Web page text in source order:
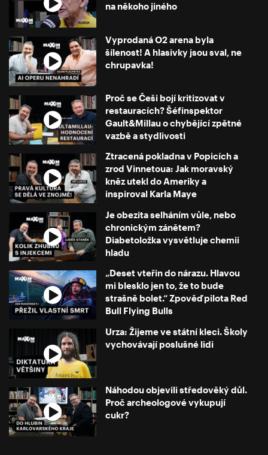
na někoho jiného
Vyprodaná O2 arena byla
šílenost! A hlasivky jsou sval, ne
chrupavka!
Proč se Češi bojí kritizovat v
restauracích? Šéfinspektor
Gault&Millau o chybějící zpětné
vazbě a stydlivosti
Ztracená pokladna v Popicích a
zrod Vinnetoua: Jak moravský
kněz utekl do Ameriky a
inspiroval Karla Maye
Je obezita selháním vůle, nebo
chronickým zánětem?
Diabetoložka vysvětluje chemii
hladu
„Deset vteřin do nárazu. Hlavou
mi blesklo jen to, že to bude
strašně bolet.“ Zpověď pilota Red
Bull Flying Bulls
Urza: Žijeme ve státní kleci. Školy
vychovávají poslušné lidi
Náhodou objevili středověký důl.
Proč archeologové vykupují
cukr?